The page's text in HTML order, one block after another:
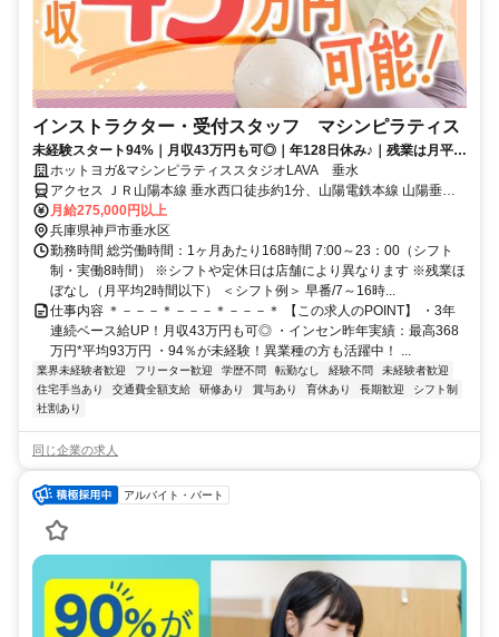
インストラクター・受付スタッフ マシンピラティス
未経験スタート94%｜月収43万円も可◎｜年128日休み♪｜残業は月平均
2時間以下
ホットヨガ&マシンピラティススタジオLAVA 垂水
アクセス ＪＲ山陽本線 垂水西口徒歩約1分、山陽電鉄本線 山陽垂水
西側改札口徒歩約1分、山陽電鉄本線 東垂水徒歩約14分
月給275,000円以上
兵庫県神戸市垂水区
勤務時間 総労働時間：1ヶ月あたり168時間 7:00～23：00（シフト
制・実働8時間） ※シフトや定休日は店舗により異なります ※残業ほ
ぼなし（月平均2時間以下） ＜シフト例＞ 早番/7～16時...
仕事内容 ＊－－－＊－－－＊－－－＊ 【この求人のPOINT】 ・3年
連続ベース給UP！月収43万円も可◎ ・インセン昨年実績：最高368
万円*平均93万円 ・94％が未経験！異業種の方も活躍中！ ...
業界未経験者歓迎 フリーター歓迎 学歴不問 転勤なし 経験不問
未経験者歓迎
住宅手当あり
交通費全額支給 研修あり 賞与あり 育休あり 長期歓迎
シフト制
社割あり
同じ企業の求人
アルバイト・パート